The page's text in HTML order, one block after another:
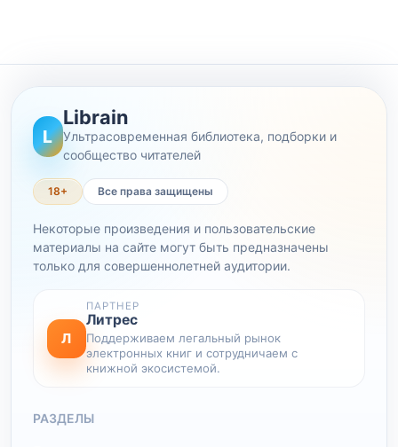
L
Librain
Ультрасовременная библиотека, подборки и
сообщество читателей
18+ Все права защищены
Некоторые произведения и пользовательские
материалы на сайте могут быть предназначены
только для совершеннолетней аудитории.
Л
ПАРТНЕР
Литрес
Поддерживаем легальный рынок
электронных книг и сотрудничаем с
книжной экосистемой.
РАЗДЕЛЫ